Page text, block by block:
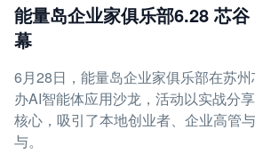
能量岛企业家俱乐部6.28 芯
幕
6月28日，能量岛企业家俱乐部在苏
办AI智能体应用沙龙，活动以实战分
核心，吸引了本地创业者、企业高管
与。